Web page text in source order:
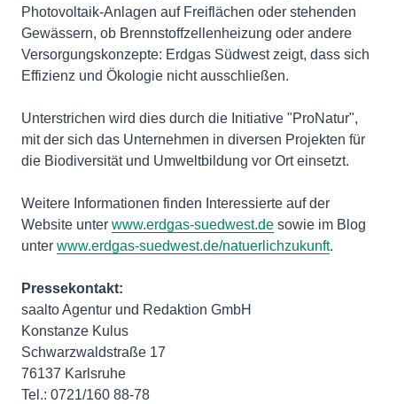
Photovoltaik-Anlagen auf Freiflächen oder stehenden
Gewässern, ob Brennstoffzellenheizung oder andere
Versorgungskonzepte: Erdgas Südwest zeigt, dass sich
Effizienz und Ökologie nicht ausschließen.
Unterstrichen wird dies durch die Initiative "ProNatur",
mit der sich das Unternehmen in diversen Projekten für
die Biodiversität und Umweltbildung vor Ort einsetzt.
Weitere Informationen finden Interessierte auf der
Website unter www.erdgas-suedwest.de sowie im Blog
unter www.erdgas-suedwest.de/natuerlichzukunft.
Pressekontakt:
saalto Agentur und Redaktion GmbH
Konstanze Kulus
Schwarzwaldstraße 17
76137 Karlsruhe